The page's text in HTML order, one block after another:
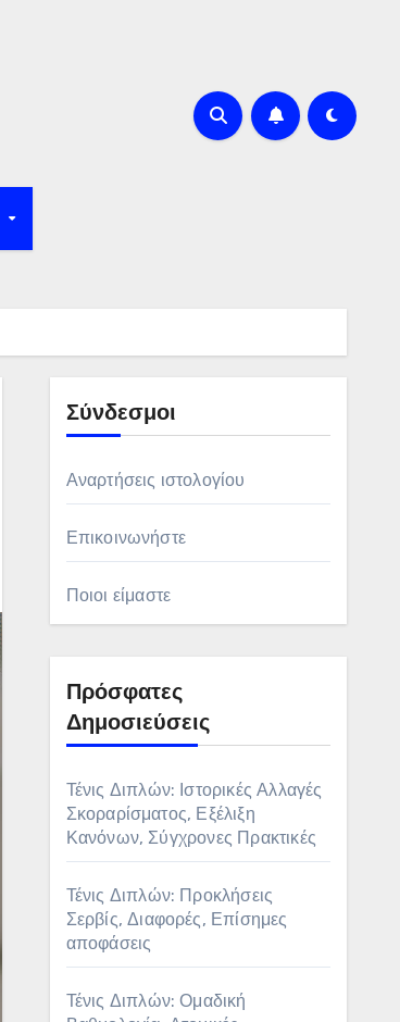
Σύνδεσμοι
Αναρτήσεις ιστολογίου
Επικοινωνήστε
Ποιοι είμαστε
Πρόσφατες
Δημοσιεύσεις
Τένις Διπλών: Ιστορικές Αλλαγές
Σκοραρίσματος, Εξέλιξη
Κανόνων, Σύγχρονες Πρακτικές
Τένις Διπλών: Προκλήσεις
Σερβίς, Διαφορές, Επίσημες
αποφάσεις
Τένις Διπλών: Ομαδική